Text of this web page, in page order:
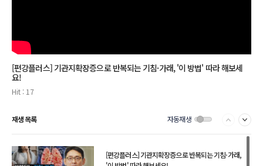
[편강플러스] 기관지확장증으로 반복되는 기침·가래, '이 방법' 따라 해보세
요!
Hit : 17
재생 목록 자동재생 일시정지/플레이
[편강플러스] 기관지확장증으로 반복되는 기침·가래,